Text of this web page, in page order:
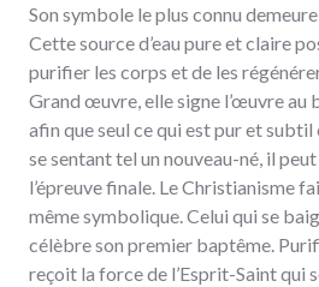
Son symbole le plus connu
Cette source d’eau pure et claire
purifier les corps et de les
Grand œuvre, elle signe l’œuvre au
afin que seul ce qui est pur et subtil
se sentant tel un nouveau-né, il
l’épreuve finale. Le Christianisme
même symbolique. Celui qui se
célèbre son premier baptême.
reçoit la force de l’Esprit-Saint qui